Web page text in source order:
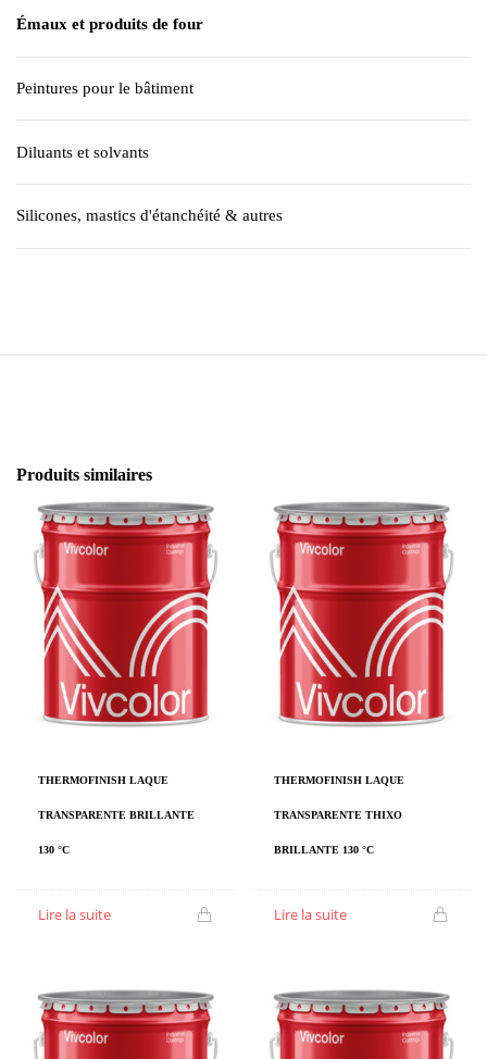
Émaux et produits de four
Peintures pour le bâtiment
Diluants et solvants
Silicones, mastics d'étanchéité & autres
Produits similaires
THERMOFINISH LAQUE
TRANSPARENTE BRILLANTE
130 °C
Lire la suite
THERMOFINISH LAQUE
TRANSPARENTE THIXO
BRILLANTE 130 °C
Lire la suite